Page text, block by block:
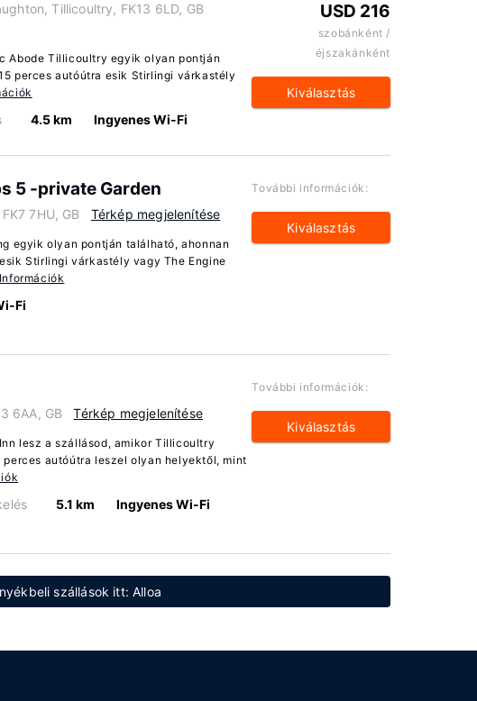
Tillicoultry, FK13 6LD, GB
Abode Tillicoultry egyik olyan pontján
perces autóútra esik Stirlingi várkastély
4.5 km Ingyenes Wi-Fi
USD 216
szobánként /
éjszakánként
Kiválasztás
5 -private Garden
7HU, GB Térkép megjelenítése
egyik olyan pontján található, ahonnan
Stirlingi várkastély vagy The Engine
Fi
További információk:
Kiválasztás
6AA, GB Térkép megjelenítése
lesz a szállásod, amikor Tillicoultry
autóútra leszel olyan helyektől, mint
5.1 km Ingyenes Wi-Fi
További információk:
Kiválasztás
szállások itt: Alloa